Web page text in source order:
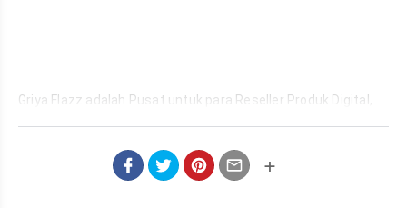
Griya Flazz adalah Pusat untuk para Reseller Produk Digital,
Jasa All Sosmed dan penyedia layanan sosial media seperti
kebutuhan Instagram
Followers/Likes/Views/Comments/Facebook
+